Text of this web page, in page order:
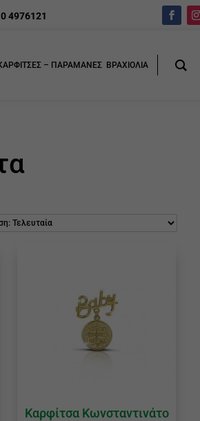
4976121
– ΠΑΡΑΜΑΝΕΣ ΒΡΑΧΙΟΛΙΑ
Καρφίτσα Κωνσταντινάτο